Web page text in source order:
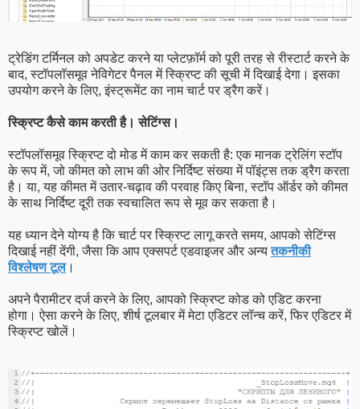
ट्रेडिंग टर्मिनल को अपडेट करने या प्लेटफ़ॉर्म को पूरी तरह से रीस्टार्ट करने के
बाद, स्टॉपलॉसमूव नेविगेटर पैनल में स्क्रिप्ट की सूची में दिखाई देगा। इसका
उपयोग करने के लिए, इंस्ट्रूमेंट का नाम चार्ट पर ड्रैग करें।
स्क्रिप्ट कैसे काम करती है। सेटिंग्स।
स्टॉपलॉसमूव स्क्रिप्ट दो मोड में काम कर सकती है: एक मानक ट्रेलिंग स्टॉप
के रूप में, जो कीमत को लाभ की ओर निर्दिष्ट संख्या में पॉइंट्स तक ड्रैग करता
है। या, यह कीमत में उतार-चढ़ाव की परवाह किए बिना, स्टॉप ऑर्डर को कीमत
के साथ निर्दिष्ट दूरी तक स्वचालित रूप से मूव कर सकता है।
यह ध्यान देने योग्य है कि चार्ट पर स्क्रिप्ट लागू करते समय, आपको सेटिंग्स
दिखाई नहीं देंगी, जैसा कि आप एक्सपर्ट एडवाइजर और अन्यतकनीकी
विश्लेषण टूल।
अपने पैरामीटर दर्ज करने के लिए, आपको स्क्रिप्ट कोड को एडिट करना
होगा। ऐसा करने के लिए, शीर्ष टूलबार में मेटा एडिटर लॉन्च करें, फिर एडिटर में
स्क्रिप्ट खोलें।